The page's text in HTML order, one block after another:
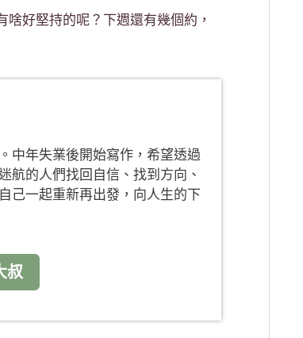
好堅持的呢？下週還有幾個約，
中年失業後開始寫作，希望透過
航的人們找回自信、找到方向、
己一起重新再出發，向人生的下
叔